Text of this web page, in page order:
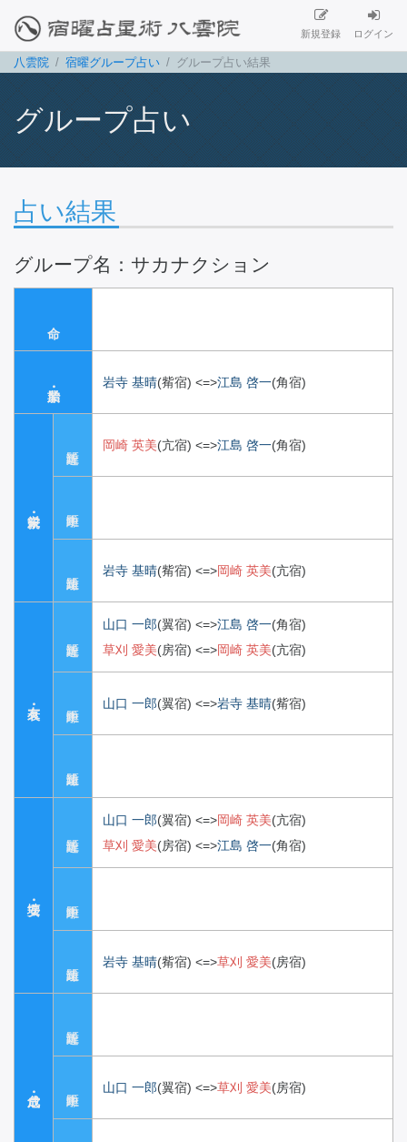
新規登録 ログイン
八雲院 宿曜グループ占い グループ占い結果
グループ占い
占い結果
グループ名：サカナクション
岩寺 基晴(觜宿) <=>江島 啓一(角宿)
岡崎 英美(亢宿) <=>江島 啓一(角宿)
岩寺 基晴(觜宿) <=>岡崎 英美(亢宿)
山口 一郎(翼宿) <=>江島 啓一(角宿)
草刈 愛美(房宿) <=>岡崎 英美(亢宿)
山口 一郎(翼宿) <=>岩寺 基晴(觜宿)
山口 一郎(翼宿) <=>岡崎 英美(亢宿)
草刈 愛美(房宿) <=>江島 啓一(角宿)
岩寺 基晴(觜宿) <=>草刈 愛美(房宿)
山口 一郎(翼宿) <=>草刈 愛美(房宿)